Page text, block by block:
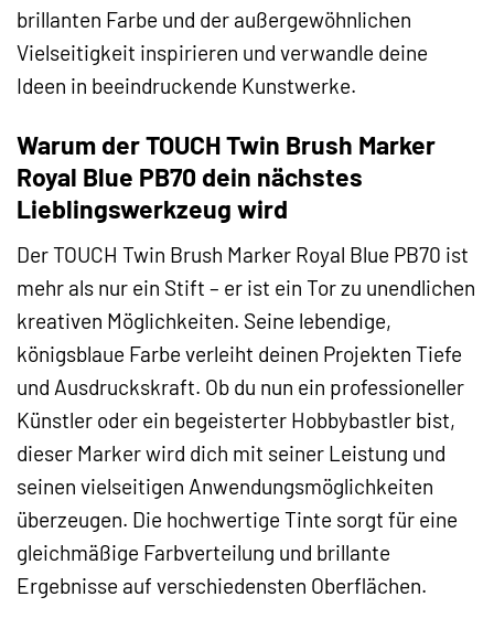
brillanten Farbe und der außergewöhnlichen
Vielseitigkeit inspirieren und verwandle deine
Ideen in beeindruckende Kunstwerke.
Warum der TOUCH Twin Brush Marker
Royal Blue PB70 dein nächstes
Lieblingswerkzeug wird
Der TOUCH Twin Brush Marker Royal Blue PB70 ist
mehr als nur ein Stift – er ist ein Tor zu unendlichen
kreativen Möglichkeiten. Seine lebendige,
königsblaue Farbe verleiht deinen Projekten Tiefe
und Ausdruckskraft. Ob du nun ein professioneller
Künstler oder ein begeisterter Hobbybastler bist,
dieser Marker wird dich mit seiner Leistung und
seinen vielseitigen Anwendungsmöglichkeiten
überzeugen. Die hochwertige Tinte sorgt für eine
gleichmäßige Farbverteilung und brillante
Ergebnisse auf verschiedensten Oberflächen.